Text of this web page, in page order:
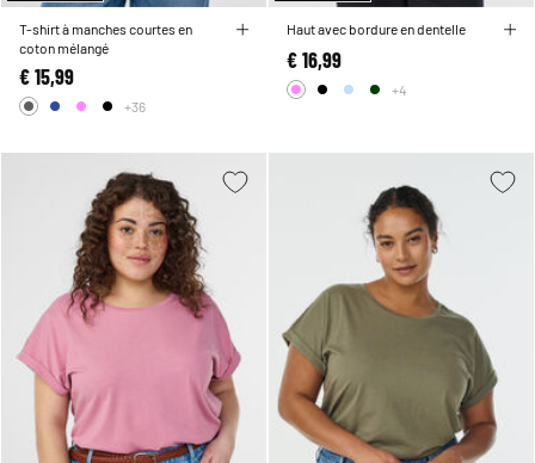
T-shirt à manches courtes en
coton mélangé
€ 15,99
+36
Haut avec bordure en dentelle
€ 16,99
+4